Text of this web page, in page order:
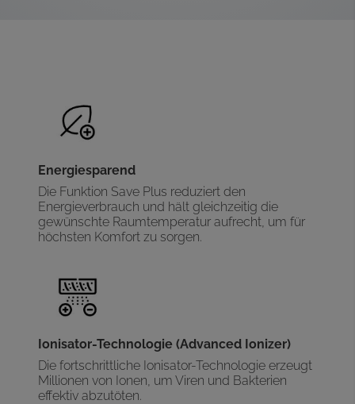
Energiesparend
Die Funktion Save Plus reduziert den
Energieverbrauch und hält gleichzeitig die
gewünschte Raumtemperatur aufrecht, um für
höchsten Komfort zu sorgen.
Ionisator-Technologie (Advanced Ionizer)
Die fortschrittliche Ionisator-Technologie erzeugt
Millionen von Ionen, um Viren und Bakterien
effektiv abzutöten.